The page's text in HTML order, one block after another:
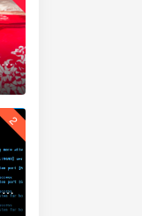
电油汀真的是鸡肋一般的存在，累觉不爱！
2
利用 frp 实现外网访问黑群晖 NAS